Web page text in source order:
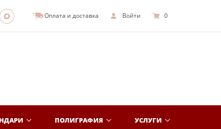
Оплата и доставка Войти 0
ПОЛИГРАФИЯ УСЛУГИ